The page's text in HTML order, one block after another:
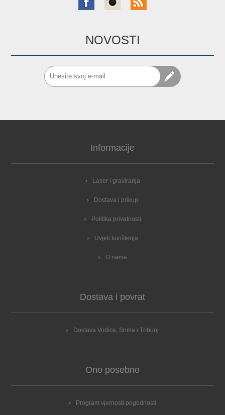
NOVOSTI
Informacije
Laser i graviranja
Dostava i prikup
Politika privatnosti
Uvjeti korištenja
O nama
Dostava i povrat
Dostava Vodice, Srima i Tribunj
Ono posebno
Program vjernosti pogodnosti